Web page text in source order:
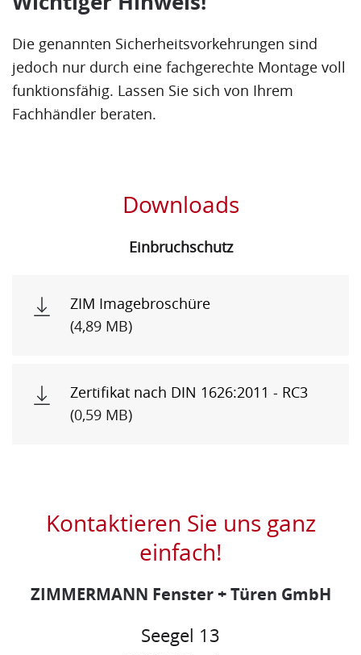
Die genannten Sicherheitsvorkehrungen sind
jedoch nur durch eine fachgerechte Montage voll
funktionsfähig. Lassen Sie sich von Ihrem
Fachhändler beraten.
Downloads
Einbruchschutz
ZIM Imagebroschüre
(4,89 MB)
Zertifikat nach DIN 1626:2011 - RC3
(0,59 MB)
Kontaktieren Sie uns ganz
einfach!
ZIMMERMANN Fenster + Türen GmbH
Seegel 13